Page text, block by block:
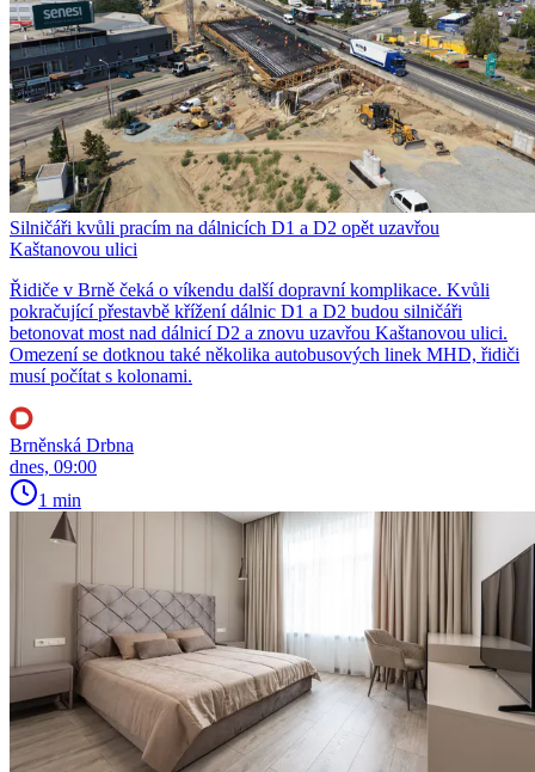
Silničáři kvůli pracím na dálnicích D1 a D2 opět uzavřou
Kaštanovou ulici
Řidiče v Brně čeká o víkendu další dopravní komplikace. Kvůli
pokračující přestavbě křížení dálnic D1 a D2 budou silničáři
betonovat most nad dálnicí D2 a znovu uzavřou Kaštanovou ulici.
Omezení se dotknou také několika autobusových linek MHD, řidiči
musí počítat s kolonami.
Brněnská Drbna
dnes, 09:00
1 min